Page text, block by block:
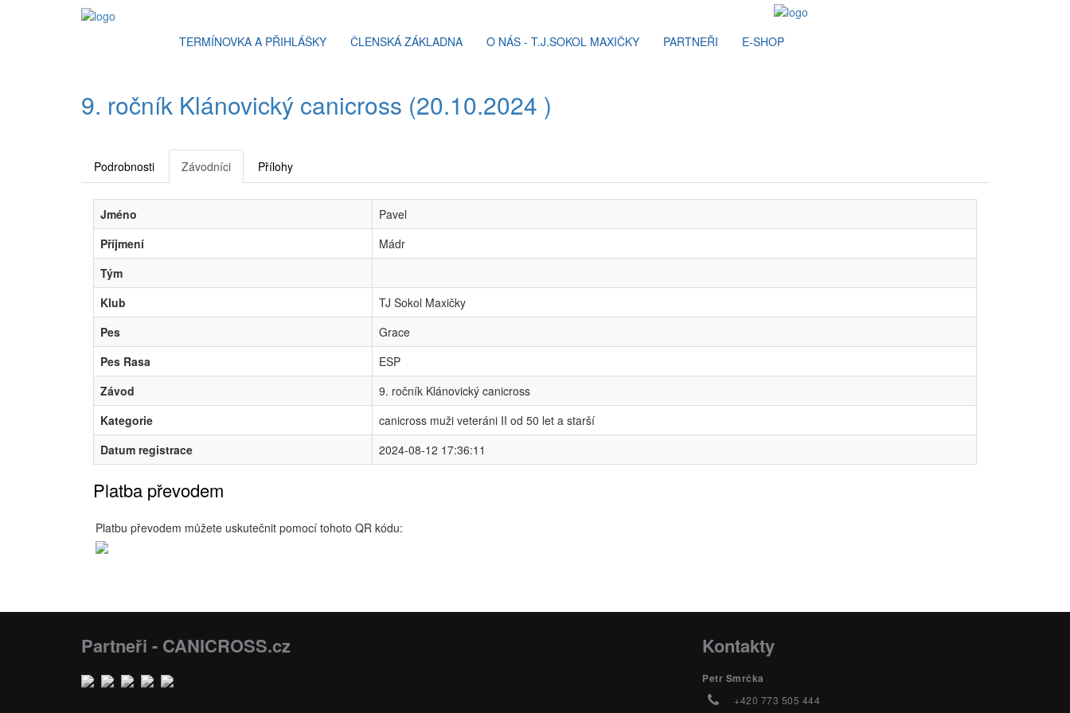
TERMÍNOVKA A PŘIHLÁŠKY ČLENSKÁ ZÁKLADNA O NÁS - T.J.SOKOL MAXIČKY PARTNEŘI E-SHOP
9. ročník Klánovický canicross (20.10.2024 )
Podrobnosti Závodníci Přílohy
Jméno
Pavel
Příjmení
Mádr
Tým
Klub
TJ Sokol Maxičky
Pes
Grace
Pes Rasa
ESP
Závod
9. ročník Klánovický canicross
Kategorie
canicross muži veteráni II od 50 let a starší
Datum registrace
2024-08-12 17:36:11
Platba převodem
Platbu převodem můžete uskutečnit pomocí tohoto QR kódu:
Partneři - CANICROSS.cz Kontakty
Petr Smrčka
+420 773 505 444